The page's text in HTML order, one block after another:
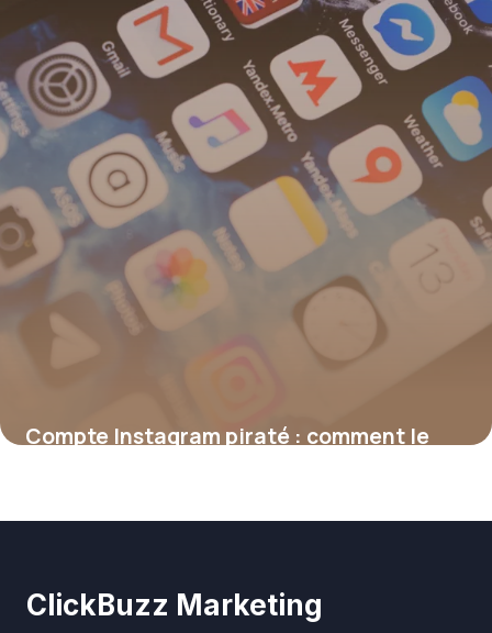
Compte Instagram piraté : comment le
ClickBuzz Marketing